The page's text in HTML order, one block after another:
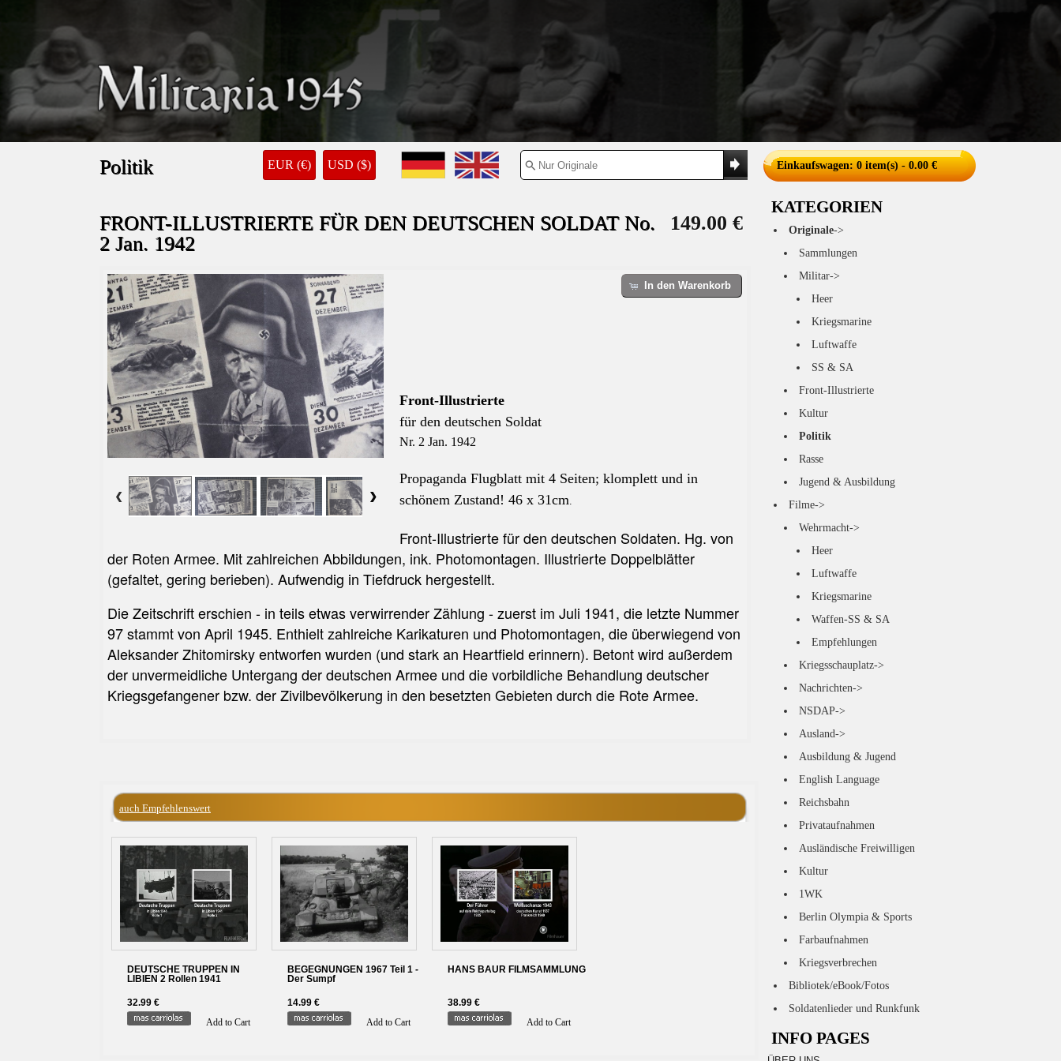
EUR (€) USD ($)
Politik
149.00 €
FRONT-ILLUSTRIERTE FÜR DEN DEUTSCHEN SOLDAT No.
2 Jan. 1942
In den Warenkorb
Front-Illustrierte
für den deutschen Soldat
Nr. 2 Jan. 1942
Propaganda Flugblatt mit 4 Seiten; klomplett und in
schönem Zustand! 46 x 31cm.
Front-Illustrierte für den deutschen Soldaten. Hg. von
der Roten Armee. Mit zahlreichen Abbildungen, ink. Photomontagen. Illustrierte Doppelblätter
(gefaltet, gering berieben). Aufwendig in Tiefdruck hergestellt.
Die Zeitschrift erschien - in teils etwas verwirrender Zählung - zuerst im Juli 1941, die letzte Nummer
97 stammt von April 1945. Enthielt zahlreiche Karikaturen und Photomontagen, die überwiegend von
Aleksander Zhitomirsky entworfen wurden (und stark an Heartfield erinnern). Betont wird außerdem
der unvermeidliche Untergang der deutschen Armee und die vorbildliche Behandlung deutscher
Kriegsgefangener bzw. der Zivilbevölkerung in den besetzten Gebieten durch die Rote Armee.
auch Empfehlenswert
DEUTSCHE TRUPPEN IN
LIBIEN 2 Rollen 1941
32.99 €
Add to Cart
BEGEGNUNGEN 1967 Teil 1 -
Der Sumpf
14.99 €
Add to Cart
HANS BAUR FILMSAMMLUNG
38.99 €
Add to Cart
Einkaufswagen: 0 item(s) - 0.00 €
KATEGORIEN
Originale->
Sammlungen
Militar->
Heer
Kriegsmarine
Luftwaffe
SS & SA
Front-Illustrierte
Kultur
Politik
Rasse
Jugend & Ausbildung
Filme->
Wehrmacht->
Heer
Luftwaffe
Kriegsmarine
Waffen-SS & SA
Empfehlungen
Kriegsschauplatz->
Nachrichten->
NSDAP->
Ausland->
Ausbildung & Jugend
English Language
Reichsbahn
Privataufnahmen
Ausländische Freiwilligen
Kultur
1WK
Berlin Olympia & Sports
Farbaufnahmen
Kriegsverbrechen
Bibliotek/eBook/Fotos
Soldatenlieder und Runkfunk
INFO PAGES